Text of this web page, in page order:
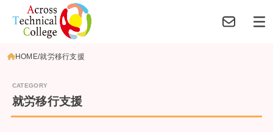
HOME 就労移行支援
就労移行支援